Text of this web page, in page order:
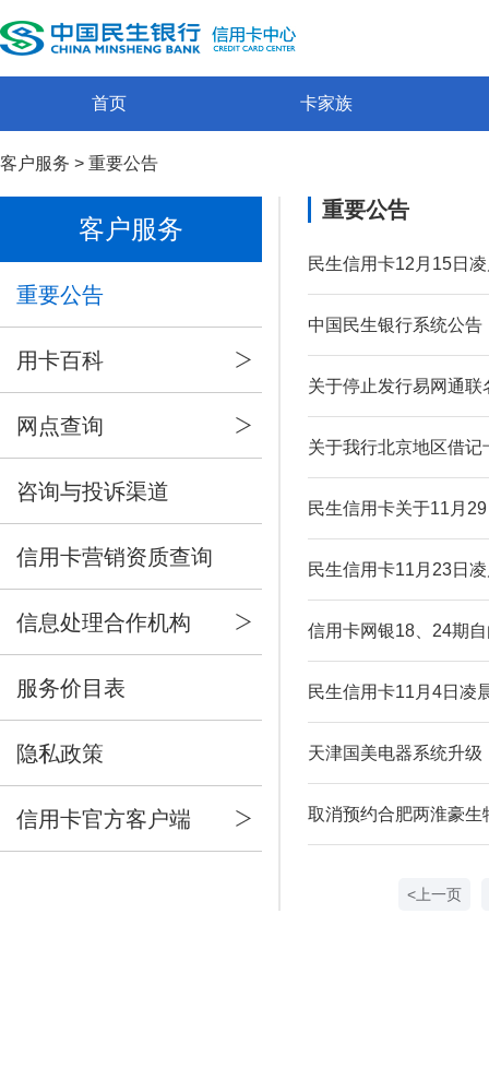
首页 卡家族
客户服务 > 重要公告
客户服务
重要公告
用卡百科
网点查询
咨询与投诉渠道
信用卡营销资质查询
信息处理合作机构
服务价目表
隐私政策
信用卡官方客户端
重要公告
民生信用卡12月15日
中国民生银行系统公告
关于停止发行易网通联
关于我行北京地区借
民生信用卡关于11月
民生信用卡11月23日
信用卡网银18、24期
民生信用卡11月4日凌
天津国美电器系统升级
取消预约合肥两淮豪生
<上一页